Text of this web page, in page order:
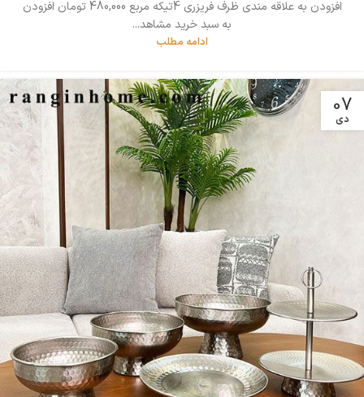
افزودن به علاقه مندی ظرف فریزری 4تیکه مربع 480,000 تومان افزودن
به سبد خرید مشاهد...
ادامه مطلب
07
دی